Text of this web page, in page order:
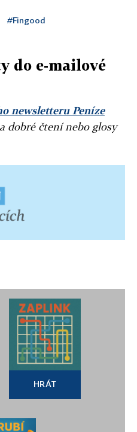
#Fingood
do e-mailové
newsletteru Peníze
dobré čtení nebo glosy
HRÁT